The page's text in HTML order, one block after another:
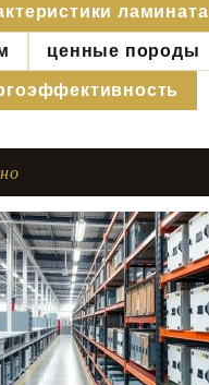
ламината
ценные породы